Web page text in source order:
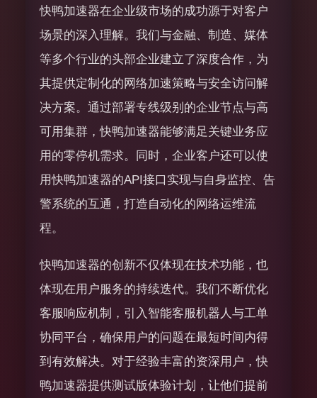
快鸭加速器在企业级市场的成功源于对客户
场景的深入理解。我们与金融、制造、媒体
等多个行业的头部企业建立了深度合作，为
其提供定制化的网络加速策略与安全访问解
决方案。通过部署专线级别的企业节点与高
可用集群，快鸭加速器能够满足关键业务应
用的零停机需求。同时，企业客户还可以使
用快鸭加速器的API接口实现与自身监控、告
警系统的互通，打造自动化的网络运维流
程。
快鸭加速器的创新不仅体现在技术功能，也
体现在用户服务的持续迭代。我们不断优化
客服响应机制，引入智能客服机器人与工单
协同平台，确保用户的问题在最短时间内得
到有效解决。对于经验丰富的资深用户，快
鸭加速器提供测试版体验计划，让他们提前